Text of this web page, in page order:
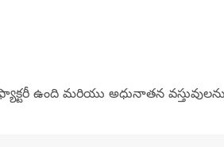
మరియు అధునాతన వస్తువులను